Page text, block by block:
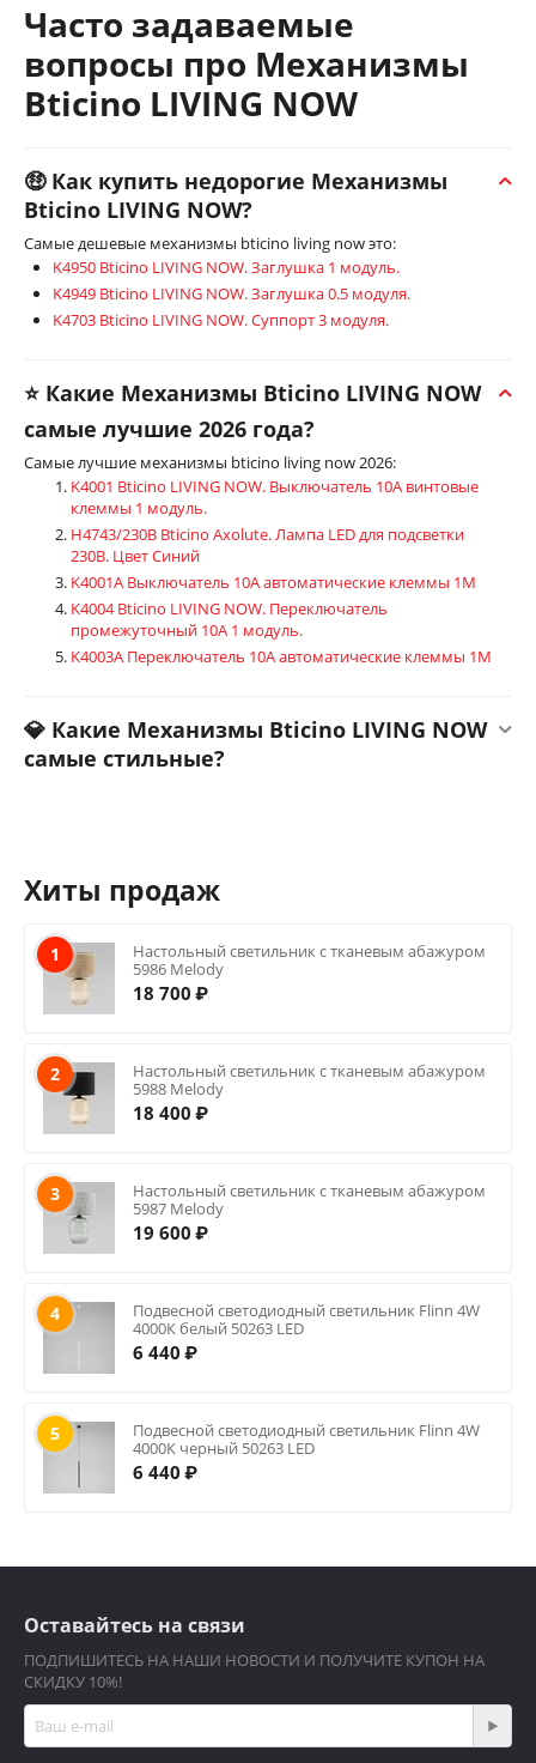
Часто задаваемые
вопросы про Механизмы
Bticino LIVING NOW
🤑 Как купить недорогие Механизмы
Bticino LIVING NOW?
Самые дешевые механизмы bticino living now это:
K4950 Bticino LIVING NOW. Заглушка 1 модуль.
K4949 Bticino LIVING NOW. Заглушка 0.5 модуля.
K4703 Bticino LIVING NOW. Суппорт 3 модуля.
⭐ Какие Механизмы Bticino LIVING NOW
самые лучшие 2026 года?
Самые лучшие механизмы bticino living now 2026:
K4001 Bticino LIVING NOW. Выключатель 10А винтовые
клеммы 1 модуль.
H4743/230B Bticino Axolute. Лампа LED для подсветки
230В. Цвет Синий
K4001A Выключатель 10А автоматические клеммы 1М
K4004 Bticino LIVING NOW. Переключатель
промежуточный 10А 1 модуль.
K4003A Переключатель 10А автоматические клеммы 1М
💎 Какие Механизмы Bticino LIVING NOW
самые стильные?
Хиты продаж
1
Настольный светильник с тканевым абажуром
5986 Melody
18 700 ₽
2
Настольный светильник с тканевым абажуром
5988 Melody
18 400 ₽
3
Настольный светильник с тканевым абажуром
5987 Melody
19 600 ₽
4
Подвесной светодиодный светильник Flinn 4W
4000К белый 50263 LED
6 440 ₽
5
Подвесной светодиодный светильник Flinn 4W
4000К черный 50263 LED
6 440 ₽
Оставайтесь на связи
ПОДПИШИТЕСЬ НА НАШИ НОВОСТИ И ПОЛУЧИТЕ КУПОН НА
СКИДКУ 10%!